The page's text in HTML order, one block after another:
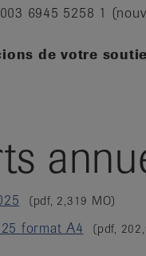
6945 5258 1
de votre
(pdf, 2,319 MO)
format A4 (pdf,